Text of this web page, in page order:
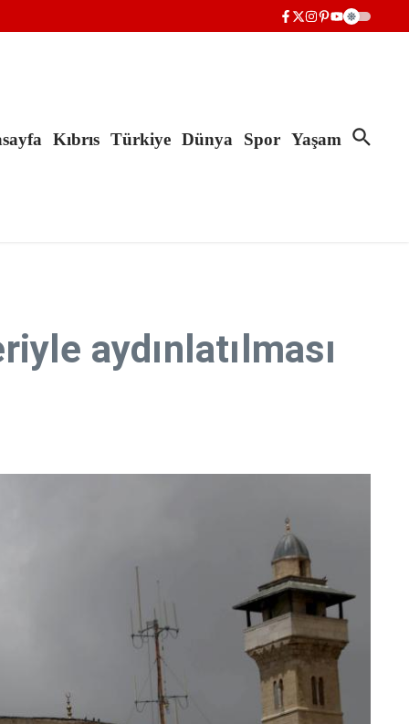
Kıbrıs Türkiye Dünya Spor Yaşam
aydınlatılması